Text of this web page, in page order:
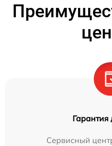
Гарантия
Сервисный